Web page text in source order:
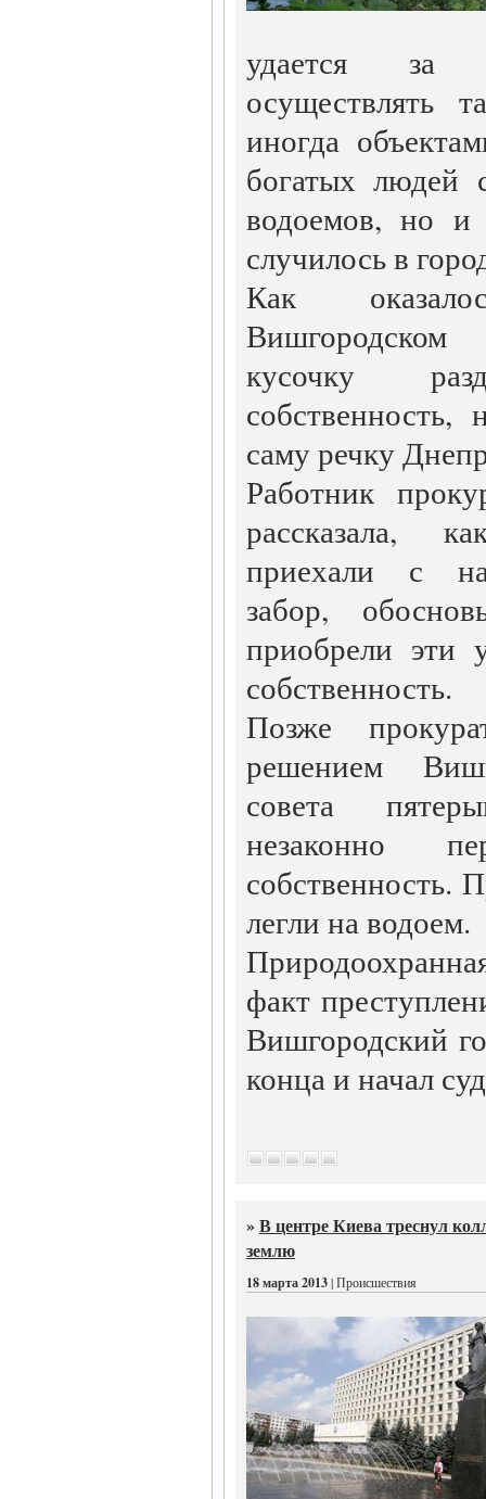
удается за
осуществлять
иногда
богатых людей
водоемов, но и
случилось в
Как
кусочку
саму речку
Работник
рассказала,
приехали с
забор,
приобрели эти
собственность.
Позже
решением
совета
незаконно
собственность.
легли на водоем.
факт
Вишгородский
конца и начал
»В центре Киева треснул
землю
18 марта 2013| Происшествия